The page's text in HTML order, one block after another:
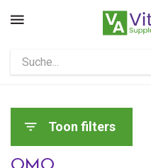
Toon filters